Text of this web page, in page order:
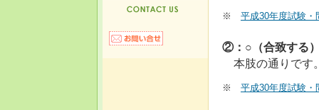
※ 平成30年度試験・
②：○（合致する
本肢の通りです
※ 平成30年度試験・